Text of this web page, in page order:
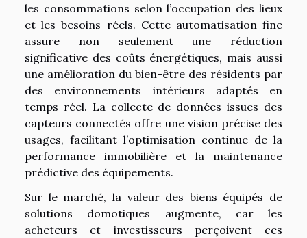
les consommations selon l’occupation des lieux
et les besoins réels. Cette automatisation fine
assure non seulement une réduction
significative des coûts énergétiques, mais aussi
une amélioration du bien-être des résidents par
des environnements intérieurs adaptés en
temps réel. La collecte de données issues des
capteurs connectés offre une vision précise des
usages, facilitant l’optimisation continue de la
performance immobilière et la maintenance
prédictive des équipements.
Sur le marché, la valeur des biens équipés de
solutions domotiques augmente, car les
acheteurs et investisseurs perçoivent ces